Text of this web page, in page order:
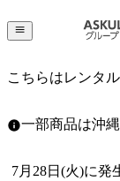
こちらはレンタ
一部商品は沖
7月28日(火)に発